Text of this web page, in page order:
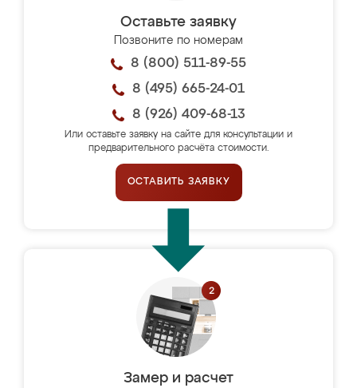
Оставьте заявку
Позвоните по номерам
8 (800) 511-89-55
8 (495) 665-24-01
8 (926) 409-68-13
Или оставьте заявку на сайте для консультации и
предварительного расчёта стоимости.
ОСТАВИТЬ ЗАЯВКУ
Замер и расчет